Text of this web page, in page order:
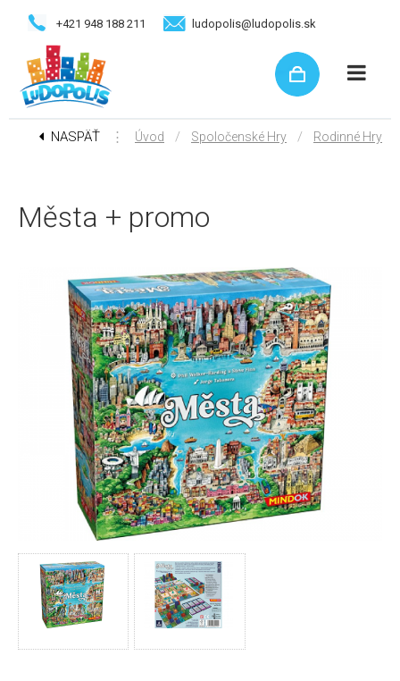
+421 948 188 211 ludopolis@ludopolis.sk
NASPÄŤ ⋮ Úvod / Spoločenské Hry / Rodinné Hry
Města + promo